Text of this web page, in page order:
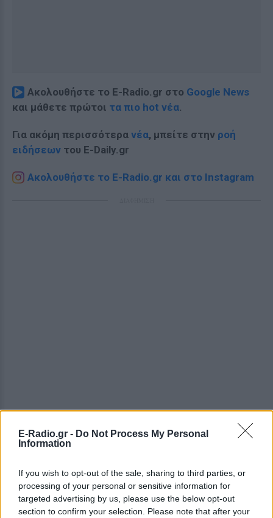
E-Radio.gr - Do Not Process My Personal
Information
If you wish to opt-out of the sale, sharing to third parties, or
processing of your personal or sensitive information for
targeted advertising by us, please use the below opt-out
section to confirm your selection. Please note that after your
Ακολουθήστε το E-Radio.gr στο Google News
και μάθετε πρώτοι τα πιο hot νέα.
Για ακόμη περισσότερα νέα, μπείτε στην ροή
ειδήσεων του E-Daily.gr
Ακολουθήστε το E-Radio.gr και στο Instagram
ΔΕΙΤΕ ΕΠΙΣΗΣ